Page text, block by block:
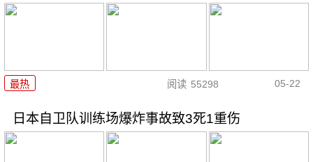
最热 阅读 55298 05-22
日本自卫队训练场爆炸事故致3死1重伤